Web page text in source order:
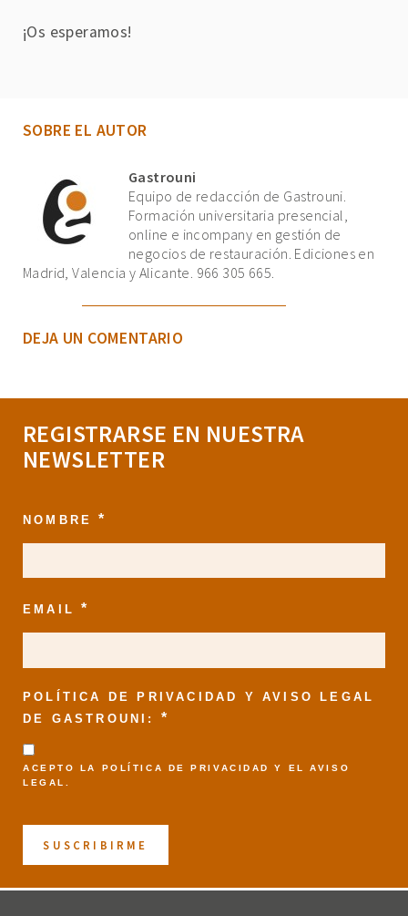
¡Os esperamos!
SOBRE EL AUTOR
Gastrouni
Equipo de redacción de Gastrouni.
Formación universitaria presencial,
online e incompany en gestión de
negocios de restauración. Ediciones en
Madrid, Valencia y Alicante. 966 305 665.
DEJA UN COMENTARIO
REGISTRARSE EN NUESTRA
NEWSLETTER
NOMBRE*
EMAIL*
POLÍTICA DE PRIVACIDAD Y AVISO LEGAL
DE GASTROUNI: *
ACEPTO LA POLÍTICA DE PRIVACIDAD Y ELAVISO
LEGAL